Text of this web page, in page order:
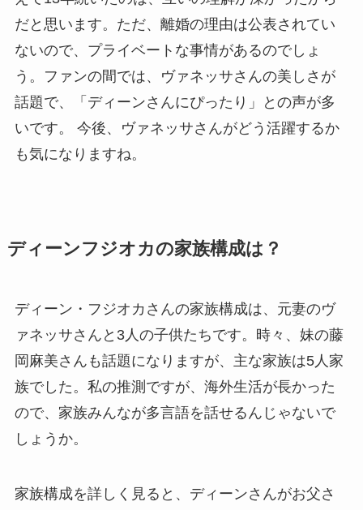
だと思います。ただ、離婚の理由は公表されてい
ないので、プライベートな事情があるのでしょ
う。ファンの間では、ヴァネッサさんの美しさが
話題で、「ディーンさんにぴったり」との声が多
いです。 今後、ヴァネッサさんがどう活躍するか
も気になりますね。
ディーンフジオカの家族構成は？
ディーン・フジオカさんの家族構成は、元妻のヴ
ァネッサさんと3人の子供たちです。時々、妹の藤
岡麻美さんも話題になりますが、主な家族は5人家
族でした。私の推測ですが、海外生活が長かった
ので、家族みんなが多言語を話せるんじゃないで
しょうか。
家族構成を詳しく見ると、ディーンさんがお父さ